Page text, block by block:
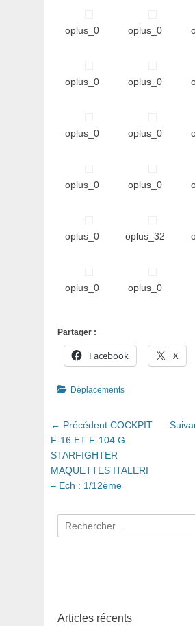
oplus_0 oplus_0
oplus_0 oplus_0
oplus_0 oplus_0
oplus_0 oplus_0
oplus_0 oplus_32
oplus_0 oplus_0
Partager :
Facebook X
Catégories
Déplacements
Navigation
de
l’article
← Précédent Article
précédent
:
COCKPIT
F-16 ET F-104 G
STARFIGHTER
MAQUETTES ITALERI
– Ech : 1/12ème
Recherche
pour
Articles récents